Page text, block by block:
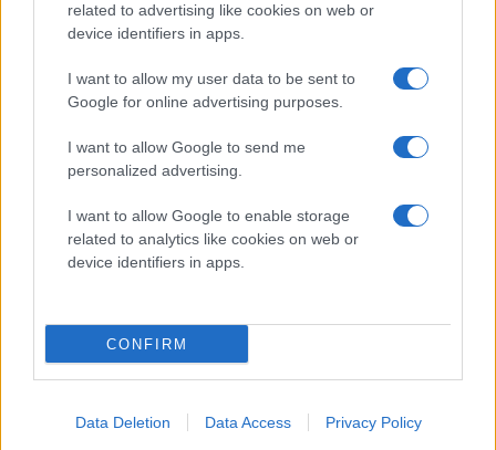
related to advertising like cookies on web or
device identifiers in apps.
I want to allow my user data to be sent to
Google for online advertising purposes.
I want to allow Google to send me
personalized advertising.
I want to allow Google to enable storage
related to analytics like cookies on web or
device identifiers in apps.
CONFIRM
Data Deletion Data Access Privacy Policy
JON HÄGGQVIST
NU SLÄPPER VI FLER SÄSONGSKORT!